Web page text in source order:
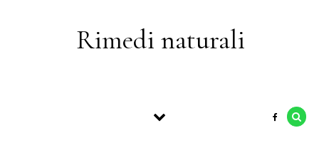
Rimedi naturali